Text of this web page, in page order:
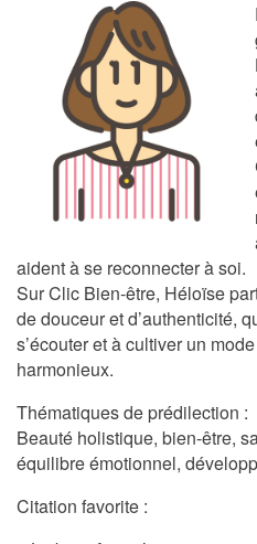
aident à se reconnecter à soi.
SurClic Bien-être, Héloïse
de douceur et d’authenticité,
s’écouter et à cultiver un
harmonieux.
Thématiques de prédilection :
Beauté holistique, bien-être,
équilibre émotionnel,
Citation favorite :